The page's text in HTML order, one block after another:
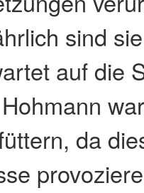
sind
auf die
da